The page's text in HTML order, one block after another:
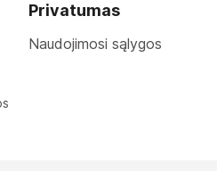
Privatumas
Naudojimosi sąlygos